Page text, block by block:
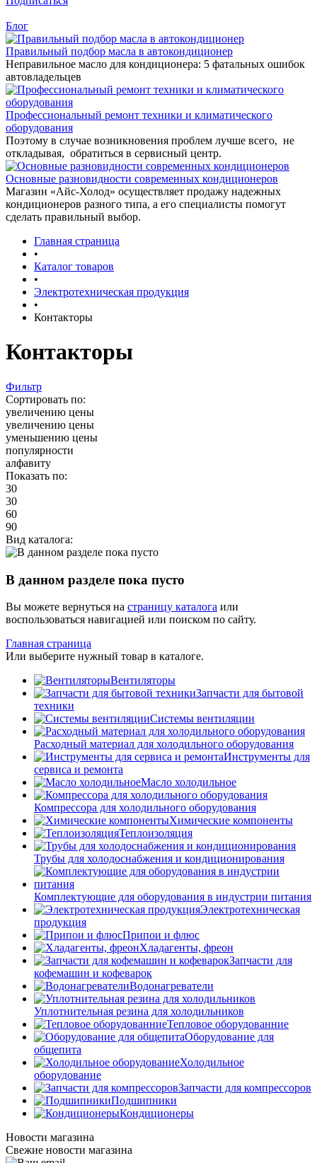
Блог
Правильный подбор масла в автокондиционер
Неправильное масло для кондиционера: 5 фатальных ошибок
автовладельцев
Профессиональный ремонт техники и климатического
оборудования
Поэтому в случае возникновения проблем лучше всего, не
откладывая, обратиться в сервисный центр.
Основные разновидности современных кондиционеров
Магазин «Айс-Холод» осуществляет продажу надежных
кондиционеров разного типа, а его специалисты помогут
сделать правильный выбор.
Главная страница
•
Каталог товаров
•
Электротехническая продукция
•
Контакторы
Контакторы
Фильтр
Сортировать по:
увеличению цены
увеличению цены
уменьшению цены
популярности
алфавиту
Показать по:
30
30
60
90
Вид каталога:
В данном разделе пока пусто
Вы можете вернуться на страницу каталога или
воспользоваться навигацией или поиском по сайту.
Главная страница
Или выберите нужный товар в каталоге.
Вентиляторы
Запчасти для бытовой
техники
Системы вентиляции
Расходный материал для холодильного оборудования
Инструменты для
сервиса и ремонта
Масло холодильное
Компрессора для холодильного оборудования
Химические компоненты
Теплоизоляция
Трубы для холодоснабжения и кондиционирования
Комплектующие для оборудования в индустрии питания
Электротехническая
продукция
Припои и флюс
Хладагенты, фреон
Запчасти для
кофемашин и кофеварок
Водонагреватели
Уплотнительная резина для холодильников
Тепловое оборудованние
Оборудование для
общепита
Холодильное
оборудование
Запчасти для компрессоров
Подшипники
Кондиционеры
Новости магазина
Свежие новости магазина